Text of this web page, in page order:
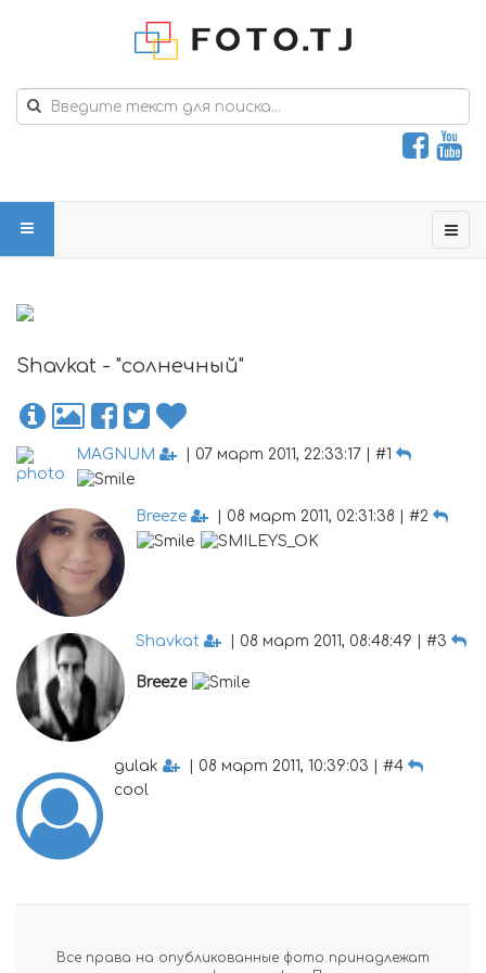
Shavkat - "солнечный"
MAGNUM | 07 март 2011, 22:33:17 | #1
Breeze | 08 март 2011, 02:31:38 | #2
Shavkat | 08 март 2011, 08:48:49 | #3
Breeze
gulak
| 08 март 2011, 10:39:03 | #4
cool
Все права на опубликованные фото принадлежат